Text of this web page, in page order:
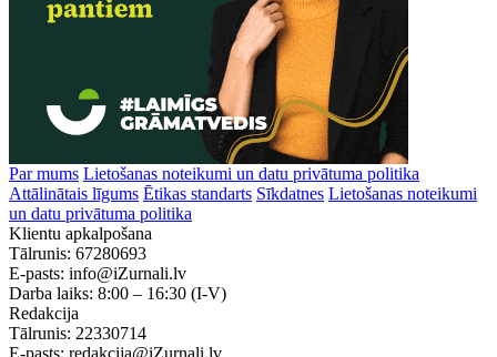
Par mums Lietošanas noteikumi un datu privātuma politika
Attālinātais līgums Ētikas standarts Sīkdatnes Lietošanas noteikumi
un datu privātuma politika
Klientu apkalpošana
Tālrunis: 67280693
E-pasts: info@iZurnali.lv
Darba laiks: 8:00 – 16:30 (I-V)
Redakcija
Tālrunis: 22330714
E-pasts: redakcija@iZurnali.lv